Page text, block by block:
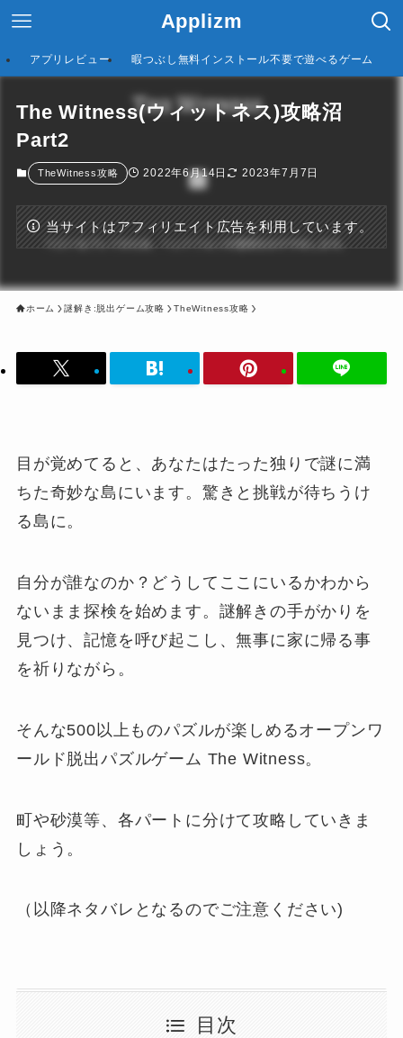
Applizm
アプリレビュー 暇つぶし無料インストール不要で遊べるゲーム
The Witness(ウィットネス)攻略沼
Part2
TheWitness攻略 2022年6月14日 2023年7月7日
当サイトはアフィリエイト広告を利用しています。
ホーム 謎解き:脱出ゲーム攻略 TheWitness攻略
目が覚めてると、あなたはたった独りで謎に満
ちた奇妙な島にいます。驚きと挑戦が待ちうけ
る島に。
自分が誰なのか？どうしてここにいるかわから
ないまま探検を始めます。謎解きの手がかりを
見つけ、記憶を呼び起こし、無事に家に帰る事
を祈りながら。
そんな500以上ものパズルが楽しめるオープンワ
ールド脱出パズルゲーム The Witness。
町や砂漠等、各パートに分けて攻略していきま
しょう。
（以降ネタバレとなるのでご注意ください)
目次